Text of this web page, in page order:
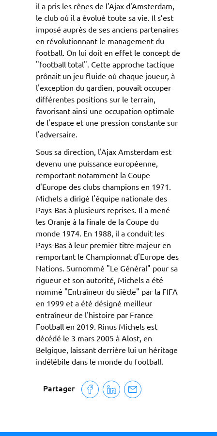
il a pris les rênes de l'Ajax d'Amsterdam,
le club où il a évolué toute sa vie. Il s’est
imposé auprès de ses anciens partenaires
en révolutionnant le management du
football. On lui doit en effet le concept de
"football total". Cette approche tactique
prônait un jeu fluide où chaque joueur, à
l'exception du gardien, pouvait occuper
différentes positions sur le terrain,
favorisant ainsi une occupation optimale
de l'espace et une pression constante sur
l'adversaire.
Sous sa direction, l'Ajax Amsterdam est
devenu une puissance européenne,
remportant notamment la Coupe
d'Europe des clubs champions en 1971.
Michels a dirigé l'équipe nationale des
Pays-Bas à plusieurs reprises. Il a mené
les Oranje à la finale de la Coupe du
monde 1974. En 1988, il a conduit les
Pays-Bas à leur premier titre majeur en
remportant le Championnat d'Europe des
Nations. Surnommé "Le Général" pour sa
rigueur et son autorité, Michels a été
nommé "Entraîneur du siècle" par la FIFA
en 1999 et a été désigné meilleur
entraîneur de l'histoire par France
Football en 2019. Rinus Michels est
décédé le 3 mars 2005 à Alost, en
Belgique, laissant derrière lui un héritage
indélébile dans le monde du football.
Partager